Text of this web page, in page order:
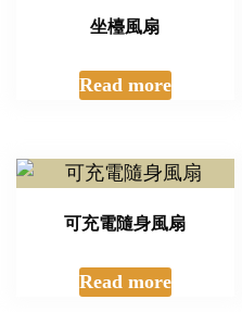
坐檯風扇
Read more
可充電隨身風扇
Read more